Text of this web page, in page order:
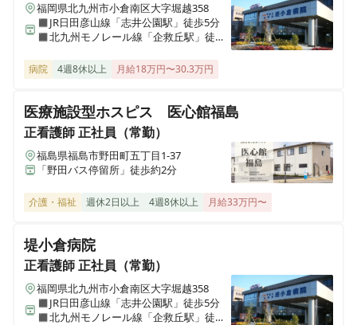
正看護師 正社員（常勤）
【相馬市】福利厚生充実◎寮あり×退職金あり×賞与2.6
ヶ月！増床に伴う体制強化で看護師募集
准看護師 パート・アルバイト
【相馬市】非常勤週3日〜｜地域医療を支えるやりがい
× 働きやすい環境◎残業ほぼなし◎未経験OK◎原ノ町駅
から徒歩4分
福岡県北九州市小倉南区大字堀越358
◼︎JR日田彦山線「志井公園駅」徒歩5分
◼︎北九州モノレール線「企救丘駅」徒歩8
病院 4週8休以上 月給18万円〜30.3万円
医療施設型ホスピス 医心館福島
正看護師正社員（常勤）
福島県福島市野田町五丁目1-37
「野田バス停留所」徒歩約2分
介護・福祉 週休2日以上 4週8休以上 月給33万円〜
堤小倉病院
正看護師正社員（常勤）
福岡県北九州市小倉南区大字堀越358
◼︎JR日田彦山線「志井公園駅」徒歩5分
◼︎北九州モノレール線「企救丘駅」徒歩8